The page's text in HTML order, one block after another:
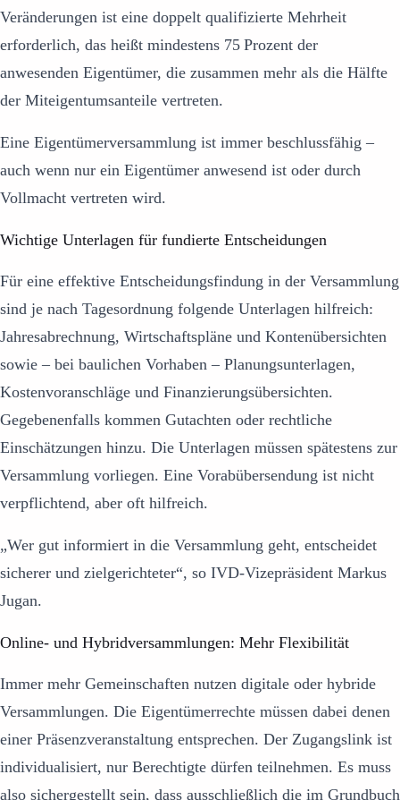
Veränderungen ist eine doppelt qualifizierte Mehrheit
erforderlich, das heißt mindestens 75 Prozent der
anwesenden Eigentümer, die zusammen mehr als die Hälfte
der Miteigentumsanteile vertreten.
Eine Eigentümerversammlung ist immer beschlussfähig –
auch wenn nur ein Eigentümer anwesend ist oder durch
Vollmacht vertreten wird.
Wichtige Unterlagen für fundierte Entscheidungen
Für eine effektive Entscheidungsfindung in der Versammlung
sind je nach Tagesordnung folgende Unterlagen hilfreich:
Jahresabrechnung, Wirtschaftspläne und Kontenübersichten
sowie – bei baulichen Vorhaben – Planungsunterlagen,
Kostenvoranschläge und Finanzierungsübersichten.
Gegebenenfalls kommen Gutachten oder rechtliche
Einschätzungen hinzu. Die Unterlagen müssen spätestens zur
Versammlung vorliegen. Eine Vorabübersendung ist nicht
verpflichtend, aber oft hilfreich.
„Wer gut informiert in die Versammlung geht, entscheidet
sicherer und zielgerichteter“, so IVD-Vizepräsident Markus
Jugan.
Online- und Hybridversammlungen: Mehr Flexibilität
Immer mehr Gemeinschaften nutzen digitale oder hybride
Versammlungen. Die Eigentümerrechte müssen dabei denen
einer Präsenzveranstaltung entsprechen. Der Zugangslink ist
individualisiert, nur Berechtigte dürfen teilnehmen. Es muss
also sichergestellt sein, dass ausschließlich die im Grundbuch